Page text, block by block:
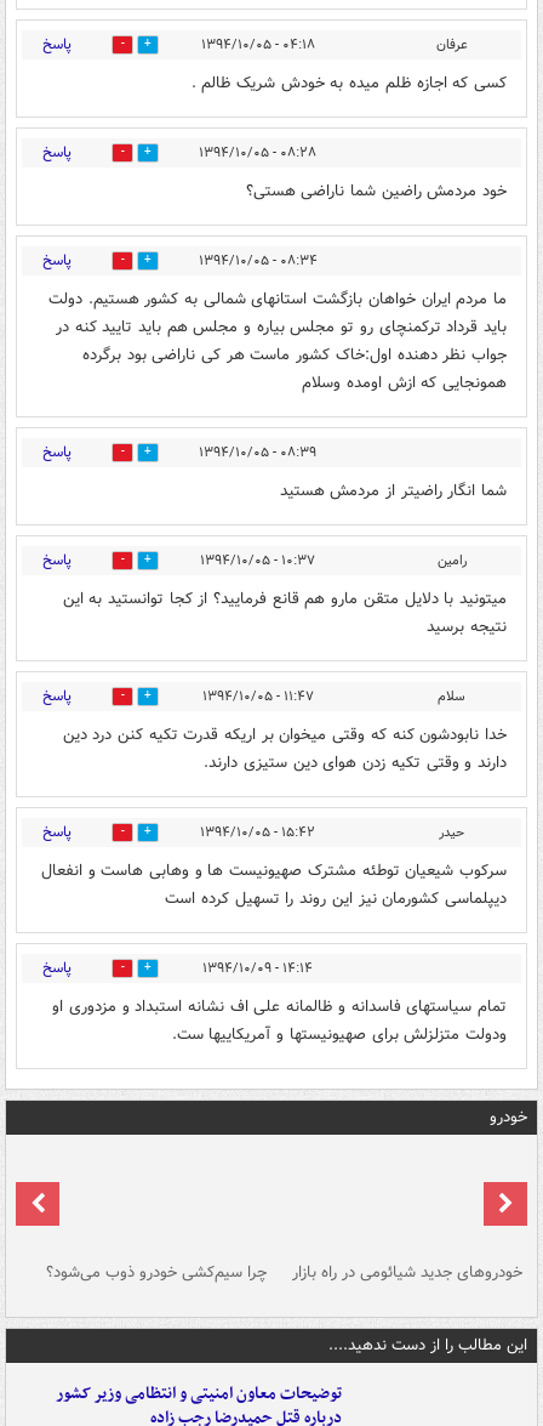
عرفان ۰۴:۱۸ - ۱۳۹۴/۱۰/۰۵ 0 پاسخ
کسی که اجازه ظلم میده به خودش شریک ظالم .
۰۸:۲۸ - ۱۳۹۴/۱۰/۰۵ 3 پاسخ
خود مردمش راضین شما ناراضی هستی؟
۰۸:۳۴ - ۱۳۹۴/۱۰/۰۵ 1 پاسخ
ما مردم ایران خواهان بازگشت استانهای شمالی به کشور هستیم. دولت
باید قرداد ترکمنچای رو تو مجلس بیاره و مجلس هم باید تایید کنه در
جواب نظر دهنده اول:خاک کشور ماست هر کی ناراضی بود برگرده
همونجایی که ازش اومده وسلام
۰۸:۳۹ - ۱۳۹۴/۱۰/۰۵ 1 پاسخ
شما انگار راضیتر از مردمش هستید
رامین ۱۰:۳۷ - ۱۳۹۴/۱۰/۰۵ 0 پاسخ
میتونید با دلایل متقن مارو هم قانع فرمایید؟ از کجا توانستید به این
نتیجه برسید
سلام ۱۱:۴۷ - ۱۳۹۴/۱۰/۰۵ 0 پاسخ
خدا نابودشون کنه که وقتی میخوان بر اریکه قدرت تکیه کنن درد دین
دارند و وقتی تکیه زدن هوای دین ستیزی دارند.
حیدر ۱۵:۴۲ - ۱۳۹۴/۱۰/۰۵ 0 پاسخ
سرکوب شیعیان توطئه مشترک صهیونیست ها و وهابی هاست و انفعال
دیپلماسی کشورمان نیز این روند را تسهیل کرده است
۱۴:۱۴ - ۱۳۹۴/۱۰/۰۹ 0 پاسخ
تمام سیاستهای فاسدانه و ظالمانه علی اف نشانه استبداد و مزدوری او
ودولت متزلزلش برای صهیونیستها و آمریکاییها ست.
خودرو
خودروهای جدید شیائومی در راه بازار چرا سیم‌کشی خودرو ذوب می‌شود؟
این مطالب را از دست ندهید....
توضیحات معاون امنیتی و انتظامی وزیر کشور
درباره قتل حمیدرضا رجب زاده